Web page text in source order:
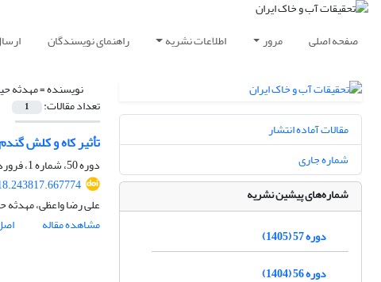
صفحه اصلی مرور اطلاعات نشریه راهنمای نویسندگان
نویسنده =مهدثه
تعداد مقالات: 1
تأثیر کاه و کلش
دوره 50، شماره 1، فروردین و اردیبهشت 1398، صفحه
علی رضا واعظی، مهدثه
مشاهده مقاله
مقالات آماده انتشار
شماره جاری
شماره‌های پیشین نشریه
دوره 57 (1405)
دوره 56 (1404)